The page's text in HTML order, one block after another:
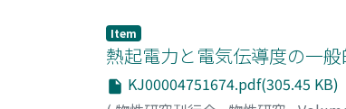
Item
熱起電力と電気伝導度の一
KJ00004751674.pdf(305.45 KB)